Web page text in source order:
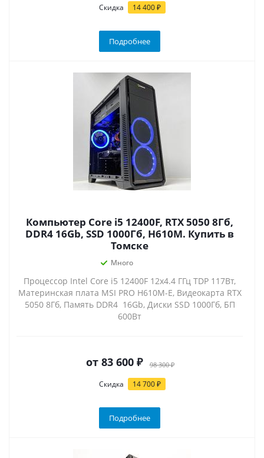
Скидка 14 400 ₽
Подробнее
Компьютер Core i5 12400F, RTX 5050 8Гб,
DDR4 16Gb, SSD 1000Гб, H610M. Купить в
Томске
Много
Процессор Intel Core i5 12400F 12x4.4 ГГц TDP 117Вт,
Материнская плата MSI PRO H610M-E, Видеокарта RTX
5050 8Гб, Память DDR4 16Gb, Диски SSD 1000Гб, БП
600Вт
от 83 600 ₽ 98 300 ₽
Скидка 14 700 ₽
Подробнее